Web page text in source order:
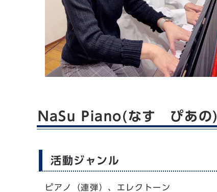
NaSu Piano(なす ぴあの)
活動ジャンル
ピアノ（連弾）、エレクトーン